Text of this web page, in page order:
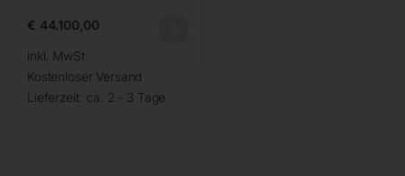
€ 44.100,00
inkl. MwSt.
Kostenloser Versand
Lieferzeit: ca. 2 - 3 Tage